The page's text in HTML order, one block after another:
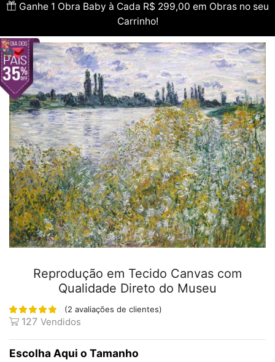
Ganhe 1 Obra Baby à Cada R$ 299,00 em Obras no seu
Carrinho!
Reprodução em Tecido Canvas com
Qualidade Direto do Museu
(2 avaliações de clientes)
127 Vendidos
Tamanho